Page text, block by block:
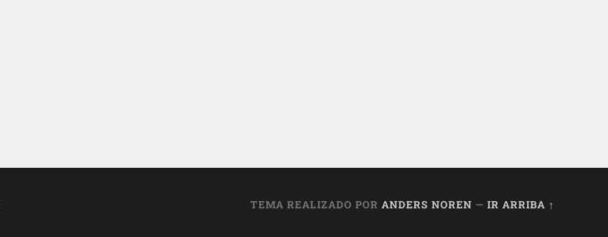
TEMA REALIZADO POR ANDERS NOREN — IR ARRIBA ↑